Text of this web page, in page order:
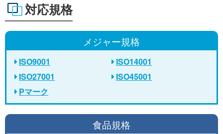
対応規格
メジャー規格
ISO9001
ISO14001
ISO27001
ISO45001
Pマーク
食品規格